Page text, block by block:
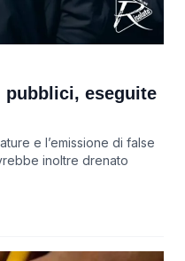
pubblici, eseguite
e l’emissione di false
inoltre drenato